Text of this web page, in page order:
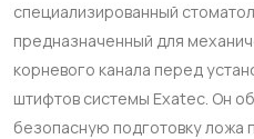
специализированный
предназначенный для
корневого канала перед
штифтов системы Exatec. Он
безопасную подготовку ложа